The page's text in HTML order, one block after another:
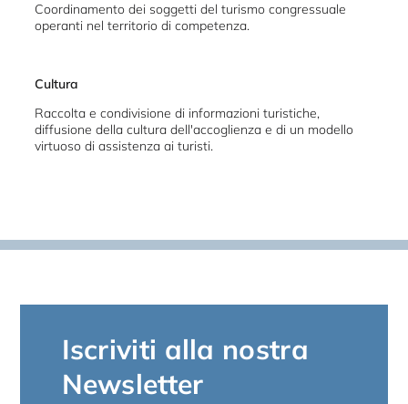
Coordinamento dei soggetti del turismo congressuale
operanti nel territorio di competenza.
Cultura
Raccolta e condivisione di informazioni turistiche,
diffusione della cultura dell'accoglienza e di un modello
virtuoso di assistenza ai turisti.
Iscriviti alla nostra
Newsletter